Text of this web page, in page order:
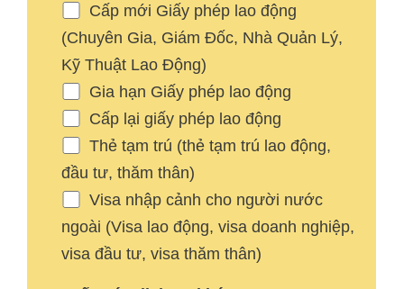
Cấp mới Giấy phép lao động
(Chuyên Gia, Giám Đốc, Nhà Quản Lý,
Kỹ Thuật Lao Động)
Gia hạn Giấy phép lao động
Cấp lại giấy phép lao động
Thẻ tạm trú (thẻ tạm trú lao động,
đầu tư, thăm thân)
Visa nhập cảnh cho người nước
ngoài (Visa lao động, visa doanh nghiệp,
visa đầu tư, visa thăm thân)